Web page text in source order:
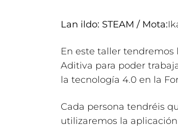
Lan ildo: STEAM / Mota:
En este taller
Aditiva para poder
la tecnología 4.0 en la
Cada persona tendréis
utilizaremos la